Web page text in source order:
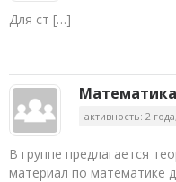
Для ст […]
Математика
активность: 2
В группе предлагается
материал по математике